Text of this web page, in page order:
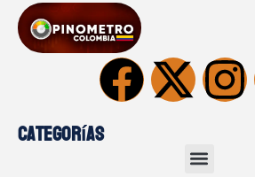
Categorías